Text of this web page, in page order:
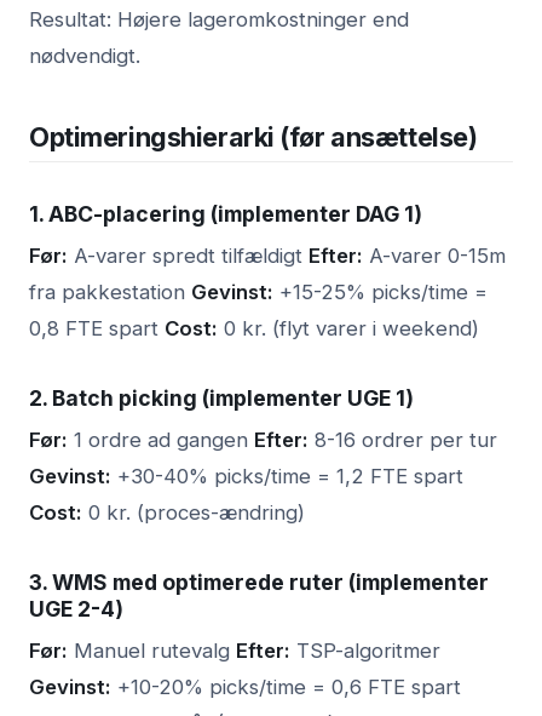
Resultat: Højere lageromkostninger end
nødvendigt.
Optimeringshierarki (før ansættelse)
1. ABC-placering (implementer DAG 1)
Før: A-varer spredt tilfældigt Efter: A-varer 0-15m
fra pakkestation Gevinst: +15-25% picks/time =
0,8 FTE spart Cost: 0 kr. (flyt varer i weekend)
2. Batch picking (implementer UGE 1)
Før: 1 ordre ad gangen Efter: 8-16 ordrer per tur
Gevinst: +30-40% picks/time = 1,2 FTE spart
Cost: 0 kr. (proces-ændring)
3. WMS med optimerede ruter (implementer
UGE 2-4)
Før: Manuel rutevalg Efter: TSP-algoritmer
Gevinst: +10-20% picks/time = 0,6 FTE spart